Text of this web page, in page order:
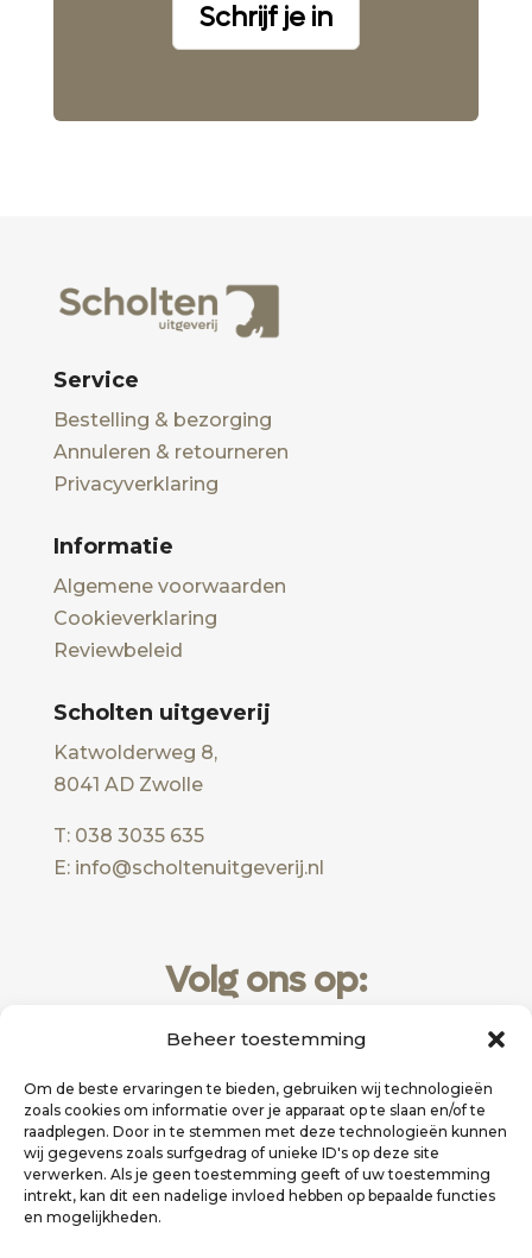
Beheer toestemming
Om de beste ervaringen te bieden, gebruiken wij technologieën
zoals cookies om informatie over je apparaat op te slaan en/of te
raadplegen. Door in te stemmen met deze technologieën kunnen
wij gegevens zoals surfgedrag of unieke ID's op deze site
verwerken. Als je geen toestemming geeft of uw toestemming
intrekt, kan dit een nadelige invloed hebben op bepaalde functies
en mogelijkheden.
Schrijf je in
Service
Bestelling & bezorging
Annuleren & retourneren
Privacyverklaring
Informatie
Algemene voorwaarden
Cookieverklaring
Reviewbeleid
Scholten uitgeverij
Katwolderweg 8,
8041 AD Zwolle
T: 038 3035 635
E: info@scholtenuitgeverij.nl
Volg ons op: